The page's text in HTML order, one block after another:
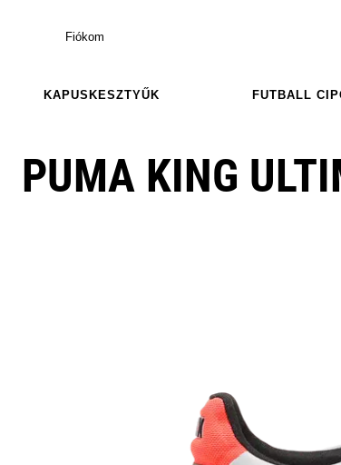
Fiókom
KAPUSKESZTYŰK FUTBALL
PUMA KING